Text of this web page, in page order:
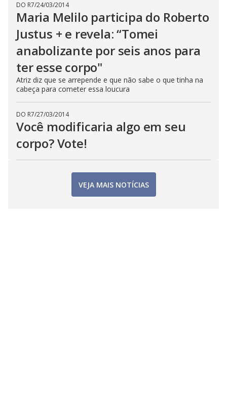
DO R7/24/03/2014
Maria Melilo participa do Roberto
Justus + e revela: “Tomei
anabolizante por seis anos para
ter esse corpo"
Atriz diz que se arrepende e que não sabe o que tinha na
cabeça para cometer essa loucura
DO R7/27/03/2014
Você modificaria algo em seu
corpo? Vote!
VEJA MAIS NOTÍCIAS